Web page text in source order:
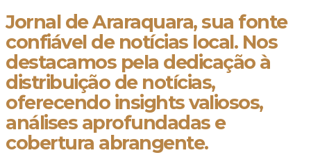
Jornal de Araraquara, sua fonte
confiável de notícias local. Nos
destacamos pela dedicação à
distribuição de notícias,
oferecendo insights valiosos,
análises aprofundadas e
cobertura abrangente.